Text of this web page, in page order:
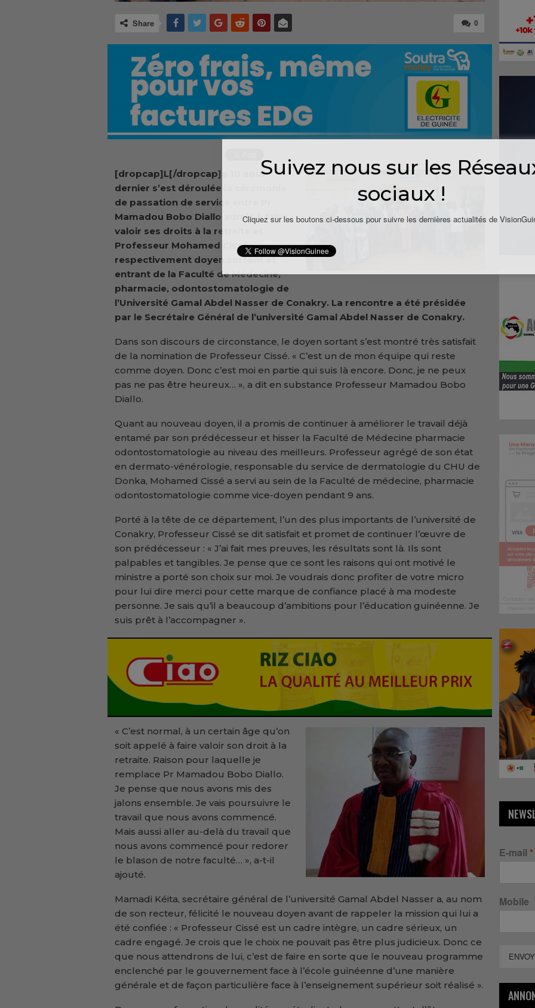
0
Share
[dropcap]L[/dropcap]e 10 août
dernier s’est déroulée la cérémonie
de passation de service entre Pr
Mamadou Bobo Diallo admis à faire
valoir ses droits à la retraite et
Professeur Mohamed Cissé,
respectivement doyen sortant et
entrant de la Faculté de Médecine,
pharmacie, odontostomatologie de
l’Université Gamal Abdel Nasser de Conakry. La rencontre a été présidée
par le Secrétaire Général de l’université Gamal Abdel Nasser de Conakry.
Dans son discours de circonstance, le doyen sortant s’est montré très satisfait
de la nomination de Professeur Cissé. « C’est un de mon équipe qui reste
comme doyen. Donc c’est moi en partie qui suis là encore. Donc, je ne peux
pas ne pas être heureux… », a dit en substance Professeur Mamadou Bobo
Diallo.
Quant au nouveau doyen, il a promis de continuer à améliorer le travail déjà
entamé par son prédécesseur et hisser la Faculté de Médecine pharmacie
odontostomatologie au niveau des meilleurs. Professeur agrégé de son état
en dermato-vénérologie, responsable du service de dermatologie du CHU de
Donka, Mohamed Cissé a servi au sein de la Faculté de médecine, pharmacie
odontostomatologie comme vice-doyen pendant 9 ans.
Porté à la tête de ce département, l’un des plus importants de l’université de
Conakry, Professeur Cissé se dit satisfait et promet de continuer l’œuvre de
son prédécesseur : « J’ai fait mes preuves, les résultats sont là. Ils sont
palpables et tangibles. Je pense que ce sont les raisons qui ont motivé le
ministre a porté son choix sur moi. Je voudrais donc profiter de votre micro
pour lui dire merci pour cette marque de confiance placé à ma modeste
personne. Je sais qu’il a beaucoup d’ambitions pour l’éducation guinéenne. Je
suis prêt à l’accompagner ».
« C’est normal, à un certain âge qu’on
soit appelé à faire valoir son droit à la
retraite. Raison pour laquelle je
remplace Pr Mamadou Bobo Diallo.
Je pense que nous avons mis des
jalons ensemble. Je vais poursuivre le
travail que nous avons commencé.
Mais aussi aller au-delà du travail que
nous avons commencé pour redorer
le blason de notre faculté… », a-t-il
ajouté.
Mamadi Kéita, secrétaire général de l’université Gamal Abdel Nasser a, au nom
de son recteur, félicité le nouveau doyen avant de rappeler la mission qui lui a
été confiée : « Professeur Cissé est un cadre intègre, un cadre sérieux, un
cadre engagé. Je crois que le choix ne pouvait pas être plus judicieux. Donc ce
que nous attendrons de lui, c’est de faire en sorte que le nouveau programme
enclenché par le gouvernement face à l’école guinéenne d’une manière
générale et de façon particulière face à l’enseignement supérieur soit réalisé ».
E-mail *
Mobile
Suivez nous sur les
sociaux !
Cliquez sur les boutons ci-dessous pour suivre les dernières actualités de